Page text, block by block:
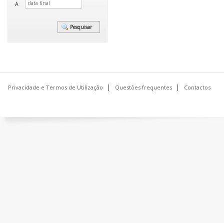
A
Privacidade e Termos de Utilização Questões frequentes Contactos